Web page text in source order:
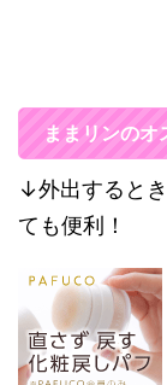
ままリンのオ
↓外出すると
ても便利！